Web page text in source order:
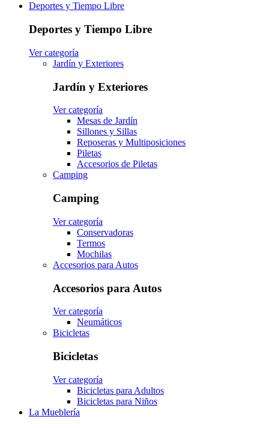
Deportes y Tiempo Libre
Deportes y Tiempo Libre
Ver categoría
Jardín y Exteriores
Jardín y Exteriores
Ver categoría
Mesas de Jardín
Sillones y Sillas
Reposeras y Multiposiciones
Piletas
Accesorios de Piletas
Camping
Camping
Ver categoría
Conservadoras
Termos
Mochilas
Accesorios para Autos
Accesorios para Autos
Ver categoría
Neumáticos
Bicicletas
Bicicletas
Ver categoría
Bicicletas para Adultos
Bicicletas para Niños
La Mueblería